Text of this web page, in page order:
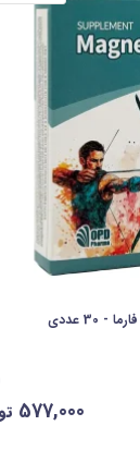
و خنک و دور از
عددی
577,000